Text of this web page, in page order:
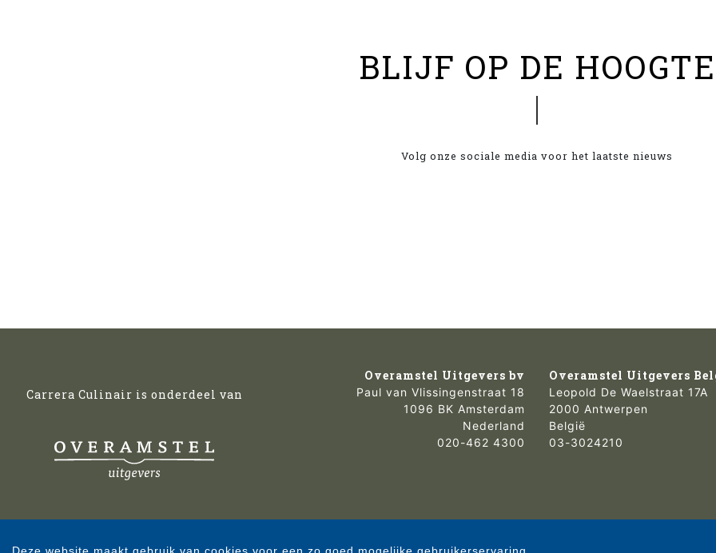
BLIJF OP DE HOOGTE
Volg onze sociale media voor het laatste nieuws
Carrera Culinair is onderdeel van
Overamstel Uitgevers bv
Paul van Vlissingenstraat 18
1096 BK Amsterdam
Nederland
020-462 4300
Overamstel Uitgevers
Leopold De Waelstraat 17A
2000 Antwerpen
België
03-3024210